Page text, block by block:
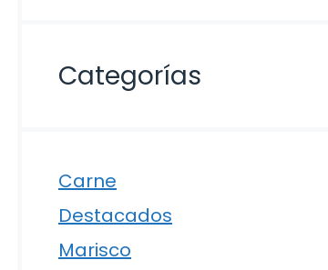
Categorías
Carne
Destacados
Marisco